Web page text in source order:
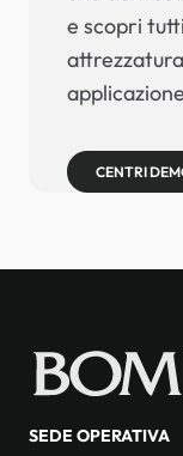
e scopri
CENTRI
SEDE OPERATIVA